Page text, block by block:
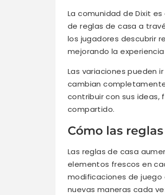
La comunidad de Dixit
de reglas de casa a
los jugadores descubrir
mejorando la
Las variaciones pueden
cambian
contribuir con sus
compartido.
Cómo las
Las reglas de casa
elementos frescos en
modificaciones de juego
nuevas maneras cada